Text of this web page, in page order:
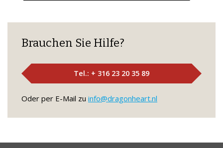
Brauchen Sie Hilfe?
Tel.: + 316 23 20 35 89
Oder per E-Mail zu info@dragonheart.nl